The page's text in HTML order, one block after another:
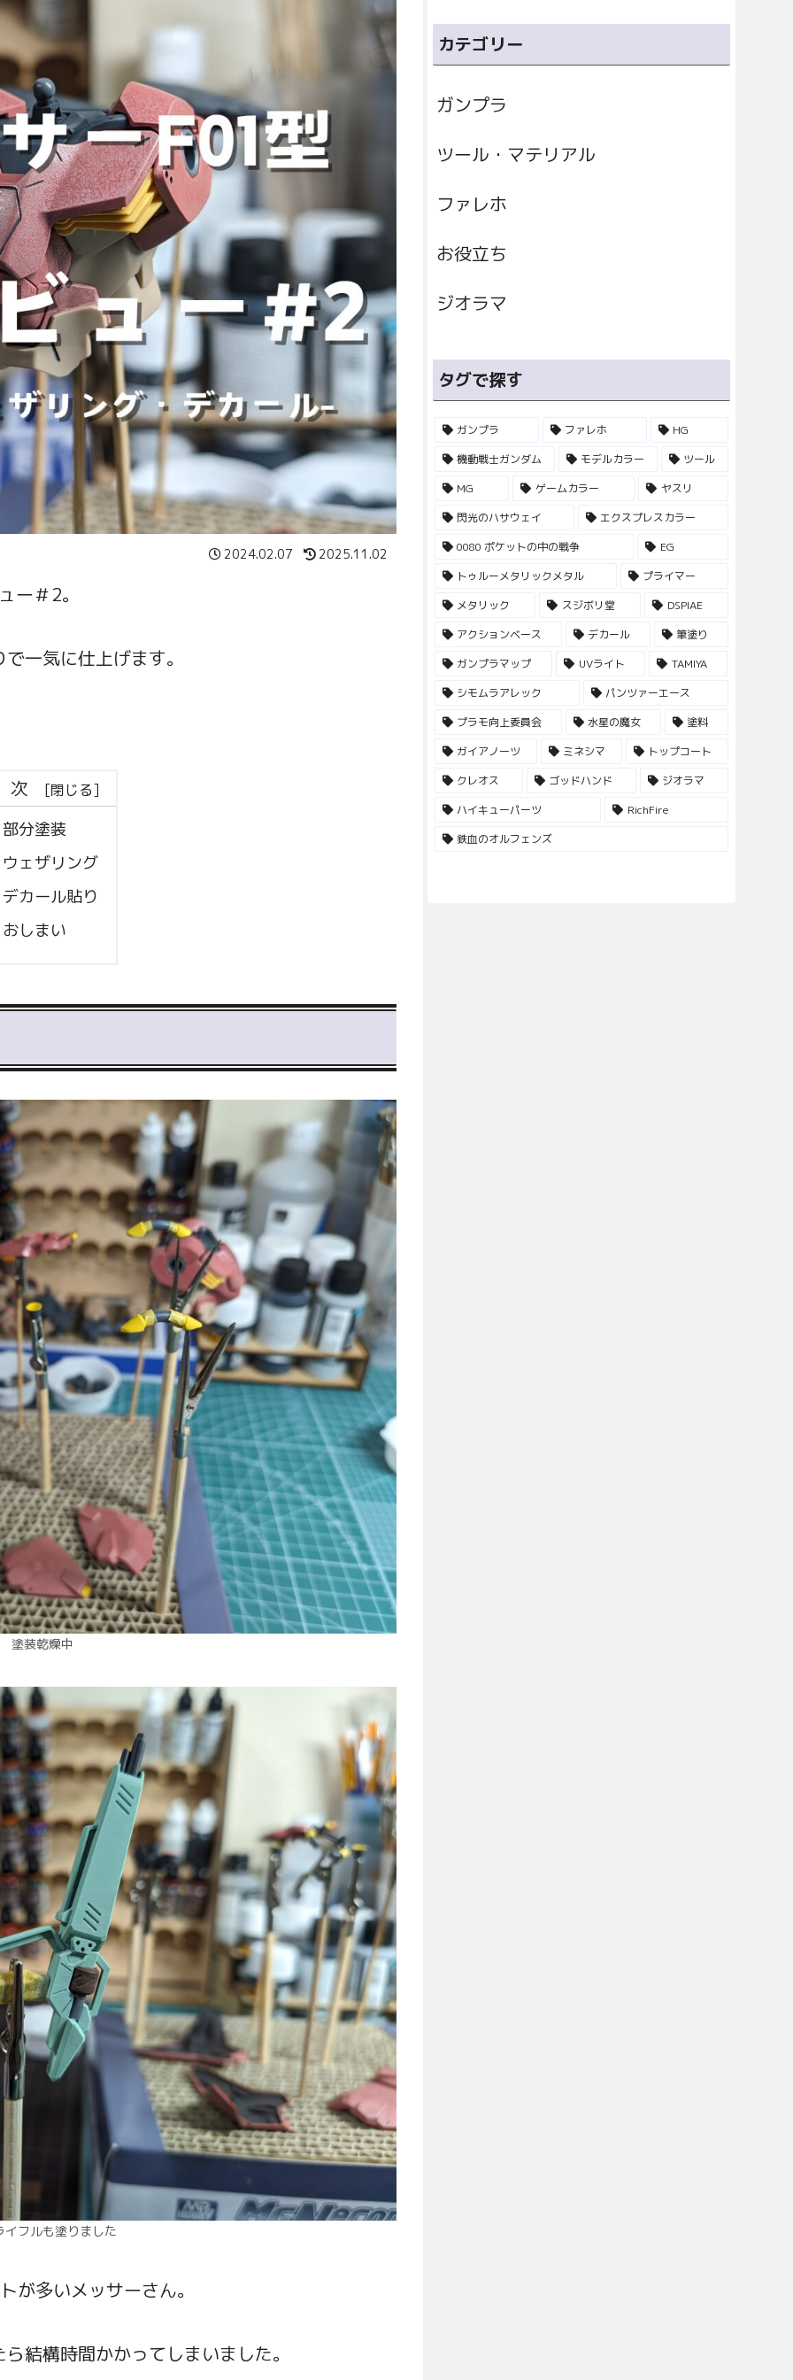
2024.02.07 2025.11.02
ー＃2。
一気に仕上げます。
次
部分塗装
ウェザリング
デカール貼り
おしまい
塗装乾燥中
イフルも塗りました
が多いメッサーさん。
結構時間かかってしまいました。
カテゴリー
ガンプラ
ツール・マテリアル
ファレホ
お役立ち
ジオラマ
タグで探す
ガンプラ ファレホ
HG
機動戦士ガンダム
モデルカラー
ツール
MG
ゲームカラー
ヤスリ
閃光のハサウェイ
エクスプレスカラー
0080 ポケットの中の戦争
EG
トゥルーメタリックメタル
プライマー
メタリック
スジボリ堂
DSPIAE
アクションベース
デカール
筆塗り
ガンプラマップ
UVライト
TAMIYA
シモムラアレック
パンツァーエース
プラモ向上委員会
水星の魔女
塗料
ガイアノーツ
ミネシマ
トップコート
クレオス
ゴッドハンド
ジオラマ
ハイキューパーツ
RichFire
鉄血のオルフェンズ